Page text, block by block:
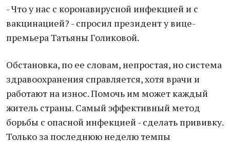
- Что у нас с коронавирусной инфекцией и с
вакцинацией? - спросил президент у вице-
премьера Татьяны Голиковой.
Обстановка, по ее словам, непростая, но система
здравоохранения справляется, хотя врачи и
работают на износ. Помочь им может каждый
житель страны. Самый эффективный метод
борьбы с опасной инфекцией - сделать прививку.
Только за последнюю неделю темпы